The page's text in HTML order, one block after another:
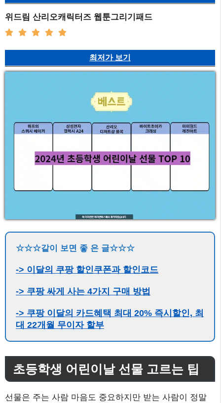
위드림 산리오캐릭터즈 웹툰그리기패드
최저가 보기
-> 쿠팡 싸게 사는 4가지 구매 방법
-> 쿠팡 이달의 카드혜택 최대 20% 즉시할인, 최
대 22개월 무이자 할부
초등학생 어린이날 선물 고르는 팁
선물은 주는 사람 마음도 중요하지만 받는 사람이 정말